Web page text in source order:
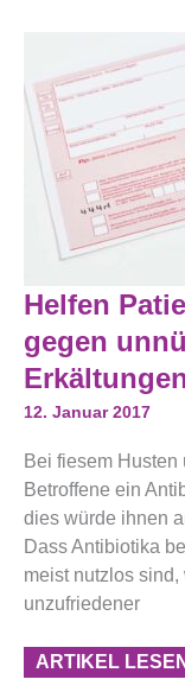
Helfen
gegen
12. Januar 2017
Bei fiesem
Betroffene ein
dies würde ihnen
Dass Antibiotika
meist nutzlos
unzufriedener
Helfen
Gegen
Unnütze
Antibiotikagabe
Bei
Erkältungen?
ARTIKEL LESEN